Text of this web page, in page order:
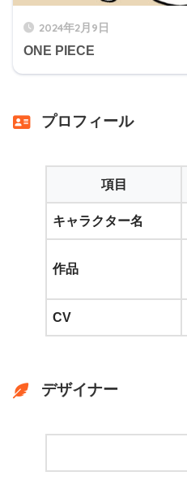
2024年2月9日
ONE PIECE
プロフィール
項目
キャラクター名
作品
CV
デザイナー